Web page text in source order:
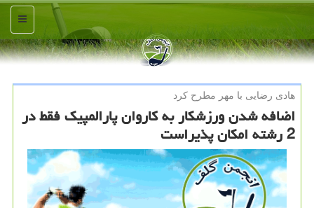
منو
هادی رضایی با مهر مطرح كرد
اضافه شدن ورزشكار به كاروان پارالمپیك فقط در
2 رشته امكان پذیراست